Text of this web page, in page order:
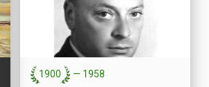
1900 — 1958